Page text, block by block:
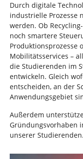
Durch digitale
industrielle Prozesse
werden. Ob
noch smartere
Produktionsprozesse
Mobilitätsservices –
die Studierenden im
entwickeln. Gleich
entscheiden, an der
Anwendungsgebiet
Außerdem
Gründungsvorhaben
unserer Studierenden.